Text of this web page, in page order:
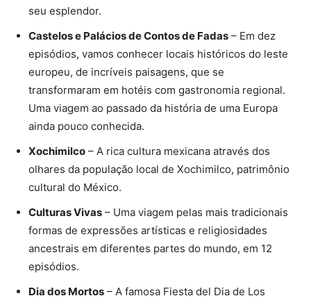
seu esplendor.
Castelos e Palácios de Contos de Fadas – Em dez
episódios, vamos conhecer locais históricos do leste
europeu, de incríveis paisagens, que se
transformaram em hotéis com gastronomia regional.
Uma viagem ao passado da história de uma Europa
ainda pouco conhecida.
Xochimilco – A rica cultura mexicana através dos
olhares da população local de Xochimilco, patrimônio
cultural do México.
Culturas Vivas – Uma viagem pelas mais tradicionais
formas de expressões artísticas e religiosidades
ancestrais em diferentes partes do mundo, em 12
episódios.
Dia dos Mortos – A famosa Fiesta del Dia de Los